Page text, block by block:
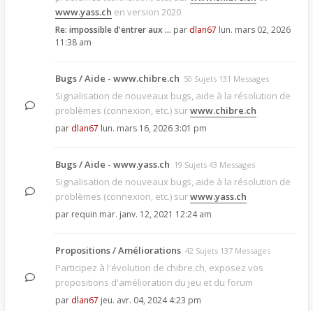
www.yass.ch en version 2020
Re: impossible d'entrer aux … par dlan67 lun. mars 02, 2026
11:38 am
Bugs / Aide - www.chibre.ch 50 Sujets 131 Messages
Signalisation de nouveaux bugs, aide à la résolution de
problèmes (connexion, etc.) surwww.chibre.ch
par dlan67 lun. mars 16, 2026 3:01 pm
Bugs / Aide - www.yass.ch 19 Sujets 43 Messages
Signalisation de nouveaux bugs, aide à la résolution de
problèmes (connexion, etc.) surwww.yass.ch
par requin mar. janv. 12, 2021 12:24 am
Propositions / Améliorations 42 Sujets 137 Messages
Participez à l'évolution de chibre.ch, exposez vos
propositions d'amélioration du jeu et du forum
par dlan67 jeu. avr. 04, 2024 4:23 pm